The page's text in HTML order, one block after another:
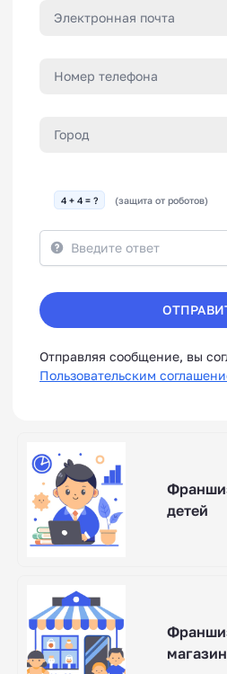
4 + 4 = ? (защита от роботов)
Отправляя сообщение, вы
Пользовательским
детей